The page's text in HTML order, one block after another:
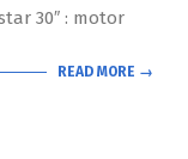
30″ : motor
READ MORE →